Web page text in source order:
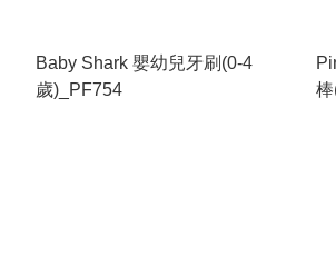
Baby Shark 嬰幼兒牙刷(0-4
歲)_PF754